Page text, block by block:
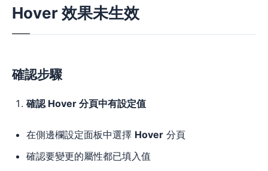
Hover 效果未生效
確認步驟
確認 Hover 分頁中有設定值
在側邊欄設定面板中選擇 Hover 分頁
確認要變更的屬性都已填入值